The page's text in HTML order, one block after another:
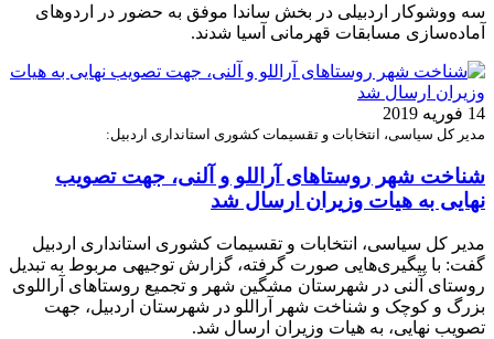
سه ووشوکار اردبیلی در بخش ساندا موفق به حضور در اردوهای
آماده‌سازی مسابقات قهرمانی آسیا شدند.
14 فوریه 2019
مدیر کل سیاسی، انتخابات و تقسیمات کشوری استانداری اردبیل:
شناخت شهر روستاهای آراللو و آلنی، جهت تصویب
نهایی به هیات وزیران ارسال شد
مدیر کل سیاسی، انتخابات و تقسیمات کشوری استانداری اردبیل
گفت: با پیگیری‌هایی صورت گرفته، گزارش توجیهی مربوط به تبدیل
روستای آلنی در شهرستان مشگین شهر و تجمیع روستا‌های آراللوی
بزرگ و کوچک و شناخت شهر آراللو در شهرستان اردبیل، جهت
تصویب نهایی، به هیات وزیران ارسال شد.